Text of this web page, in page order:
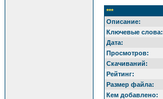
***
Описание:
Ключевые слова:
Дата:
Просмотров:
Скачиваний:
Рейтинг:
Размер файла:
Кем добавлено: